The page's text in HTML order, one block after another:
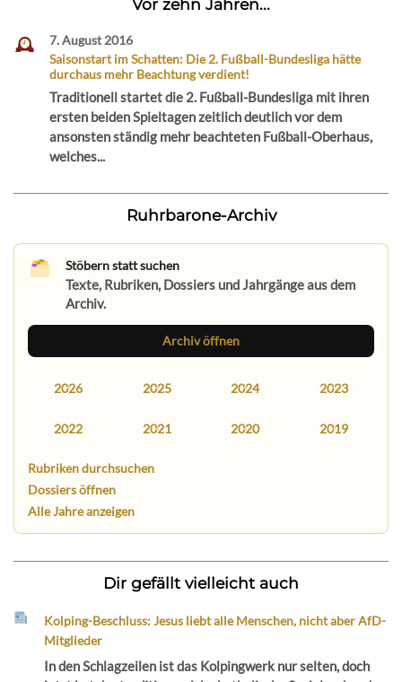
7. August 2016
Saisonstart im Schatten: Die 2. Fußball-Bundesliga hätte
durchaus mehr Beachtung verdient!
Traditionell startet die 2. Fußball-Bundesliga mit ihren
ersten beiden Spieltagen zeitlich deutlich vor dem
ansonsten ständig mehr beachteten Fußball-Oberhaus,
welches...
Ruhrbarone-Archiv
Stöbern statt suchen
Texte, Rubriken, Dossiers und Jahrgänge aus dem
Archiv.
Archiv öffnen
2026 2025 2024 2023
2022 2021 2020 2019
Rubriken durchsuchen
Dossiers öffnen
Alle Jahre anzeigen
Dir gefällt vielleicht auch
Kolping-Beschluss: Jesus liebt alle Menschen, nicht aber AfD-
Mitglieder
In den Schlagzeilen ist das Kolpingwerk nur selten, doch